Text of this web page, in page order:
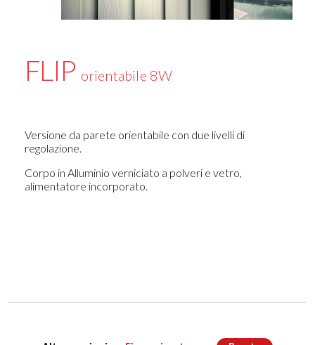
FLIP orientabile 8W
Versione da parete orientabile con due livelli di
regolazione.
Corpo in Alluminio verniciato a polveri e vetro,
alimentatore incorporato.